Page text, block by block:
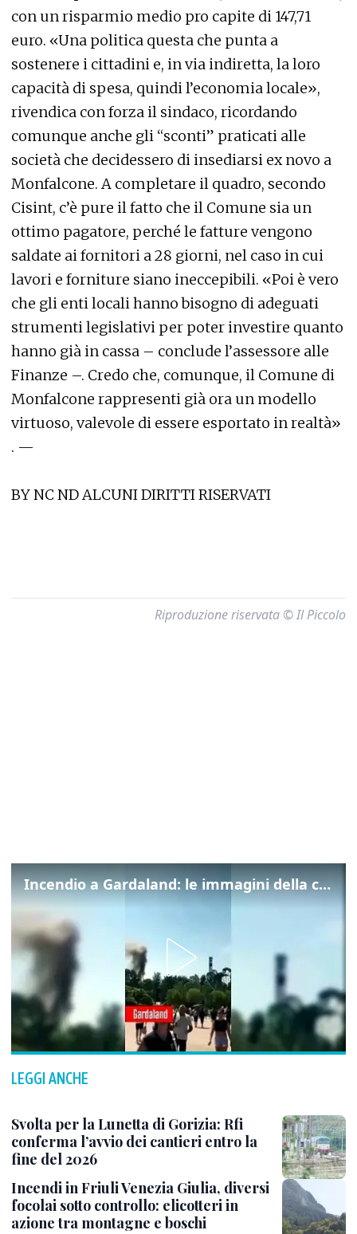
con un risparmio medio pro capite di 147,71
euro. «Una politica questa che punta a
sostenere i cittadini e, in via indiretta, la loro
capacità di spesa, quindi l’economia locale»,
rivendica con forza il sindaco, ricordando
comunque anche gli “sconti” praticati alle
società che decidessero di insediarsi ex novo a
Monfalcone. A completare il quadro, secondo
Cisint, c’è pure il fatto che il Comune sia un
ottimo pagatore, perché le fatture vengono
saldate ai fornitori a 28 giorni, nel caso in cui
lavori e forniture siano ineccepibili. «Poi è vero
che gli enti locali hanno bisogno di adeguati
strumenti legislativi per poter investire quanto
hanno già in cassa – conclude l’assessore alle
Finanze –. Credo che, comunque, il Comune di
Monfalcone rappresenti già ora un modello
virtuoso, valevole di essere esportato in realtà»
. —
BY NC ND ALCUNI DIRITTI RISERVATI
Riproduzione riservata © Il Piccolo
Incendio a Gardaland: le immagini della colonna di fumo
LEGGI ANCHE
Svolta per la Lunetta di Gorizia: Rfi
conferma l’avvio dei cantieri entro la
fine del 2026
Incendi in Friuli Venezia Giulia, diversi
focolai sotto controllo: elicotteri in
azione tra montagne e boschi